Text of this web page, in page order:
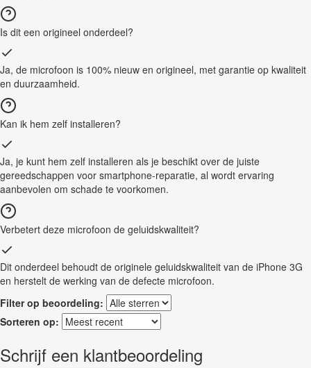
Is dit een origineel onderdeel?
Ja, de microfoon is 100% nieuw en origineel, met garantie op kwaliteit
en duurzaamheid.
Kan ik hem zelf installeren?
Ja, je kunt hem zelf installeren als je beschikt over de juiste
gereedschappen voor smartphone-reparatie, al wordt ervaring
aanbevolen om schade te voorkomen.
Verbetert deze microfoon de geluidskwaliteit?
Dit onderdeel behoudt de originele geluidskwaliteit van de iPhone 3G
en herstelt de werking van de defecte microfoon.
Filter op beoordeling:
Sorteren op:
Schrijf een klantbeoordeling